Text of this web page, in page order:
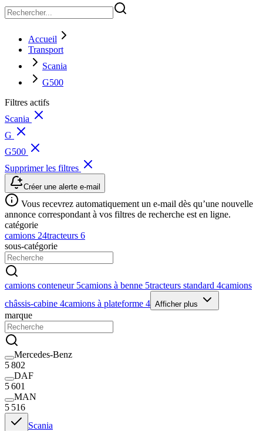
Accueil
Transport
Scania
G500
Filtres actifs
Scania
G
G500
Supprimer les filtres
Créer une alerte e-mail
Vous recevrez automatiquement un e-mail dès qu’une nouvelle
annonce correspondant à vos filtres de recherche est en ligne.
catégorie
camions 24tracteurs 6
sous-catégorie
camions conteneur 5camions à benne 5tracteurs standard 4camions
châssis-cabine 4camions à plateforme 4 Afficher plus
marque
Mercedes-Benz
5 802
DAF
5 601
MAN
5 516
Scania